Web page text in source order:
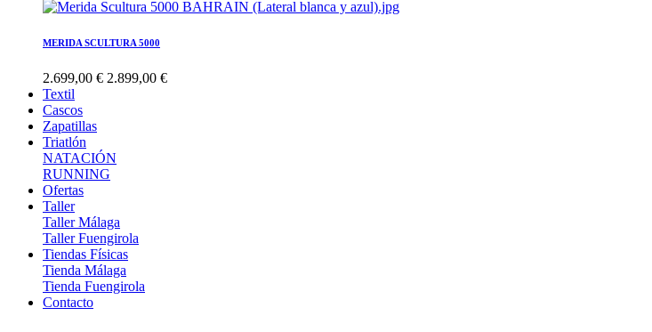
MERIDA SCULTURA 5000
2.699,00 € 2.899,00 €
Textil
Cascos
Zapatillas
Triatlón
NATACIÓN
RUNNING
Ofertas
Taller
Taller Málaga
Taller Fuengirola
Tiendas Físicas
Tienda Málaga
Tienda Fuengirola
Contacto